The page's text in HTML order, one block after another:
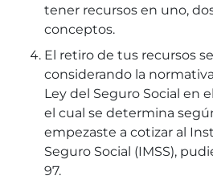
tener recursos en uno,
conceptos.
El retiro de tus recursos
considerando la
Ley del Seguro Social en
el cual se determina
empezaste a cotizar al
Seguro Social (IMSS),
97.